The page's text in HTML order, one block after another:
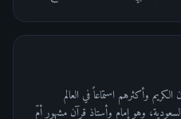
وأكثرهم استماعاً في العالم
وهو إمام وأستاذ قرآن مشهور أمّ